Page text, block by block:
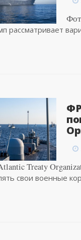
Treaty
свои военные